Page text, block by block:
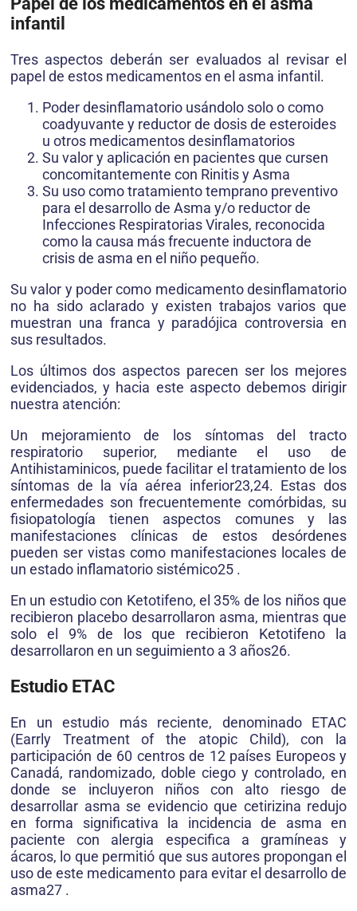
infantil
Tres aspectos deberán ser evaluados al revisar el
papel de estos medicamentos en el asma infantil.
Poder desinflamatorio usándolo solo o como
coadyuvante y reductor de dosis de esteroides
u otros medicamentos desinflamatorios
Su valor y aplicación en pacientes que cursen
concomitantemente con Rinitis y Asma
Su uso como tratamiento temprano preventivo
para el desarrollo de Asma y/o reductor de
Infecciones Respiratorias Virales, reconocida
como la causa más frecuente inductora de
crisis de asma en el niño pequeño.
Su valor y poder como medicamento desinflamatorio
no ha sido aclarado y existen trabajos varios que
muestran una franca y paradójica controversia en
sus resultados.
Los últimos dos aspectos parecen ser los mejores
evidenciados, y hacia este aspecto debemos dirigir
nuestra atención:
Un mejoramiento de los síntomas del tracto
respiratorio superior, mediante el uso de
Antihistaminicos, puede facilitar el tratamiento de los
síntomas de la vía aérea inferior23,24. Estas dos
enfermedades son frecuentemente comórbidas, su
fisiopatología tienen aspectos comunes y las
manifestaciones clínicas de estos desórdenes
pueden ser vistas como manifestaciones locales de
un estado inflamatorio sistémico25 .
En un estudio con Ketotifeno, el 35% de los niños que
recibieron placebo desarrollaron asma, mientras que
solo el 9% de los que recibieron Ketotifeno la
desarrollaron en un seguimiento a 3 años26.
Estudio ETAC
En un estudio más reciente, denominado ETAC
(Earrly Treatment of the atopic Child), con la
participación de 60 centros de 12 países Europeos y
Canadá, randomizado, doble ciego y controlado, en
donde se incluyeron niños con alto riesgo de
desarrollar asma se evidencio que cetirizina redujo
en forma significativa la incidencia de asma en
paciente con alergia especifica a gramíneas y
ácaros, lo que permitió que sus autores propongan el
uso de este medicamento para evitar el desarrollo de
asma27 .